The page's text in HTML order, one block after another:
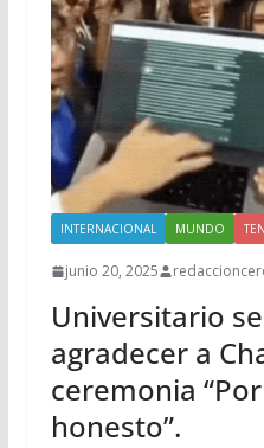
INTERNACIONAL MUNDO
junio 20, 2025
Universitario
agradecer a
ceremonia
honesto”.